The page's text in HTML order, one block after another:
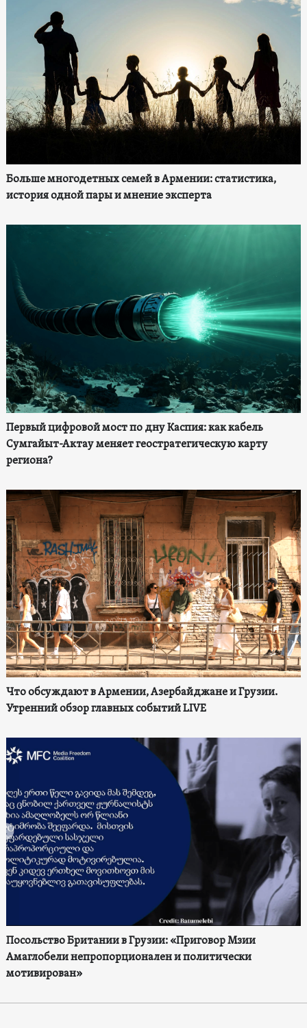
Больше многодетных семей в Армении: статистика,
история одной пары и мнение эксперта
Первый цифровой мост по дну Каспия: как кабель
Сумгайыт-Актау меняет геостратегическую карту
региона?
Что обсуждают в Армении, Азербайджане и Грузии.
Утренний обзор главных событий LIVE
Посольство Британии в Грузии: «Приговор Мзии
Амаглобели непропорционален и политически
мотивирован»